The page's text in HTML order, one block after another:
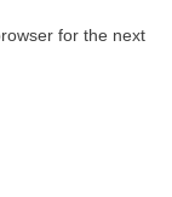
for the next